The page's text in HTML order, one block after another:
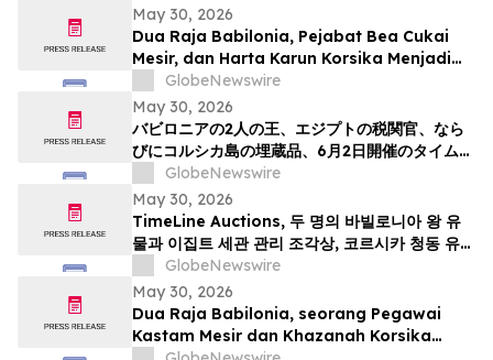
May 30, 2026
Dua Raja Babilonia, Pejabat Bea Cukai
Mesir, dan Harta Karun Korsika Menjadi
Sorotan dalam Lelang Barang Antik &
Seni Kuno TimeLine pada 2 Juni
GlobeNewswire
May 30, 2026
バビロニアの2人の王、エジプトの税関官、なら
びにコルシカ島の埋蔵品、6月2日開催のタイムラ
インによる骨董品・古代美術オークションの目玉
GlobeNewswire
May 30, 2026
TimeLine Auctions, 두 명의 바빌로니아 왕 유
물과 이집트 세관 관리 조각상, 코르시카 청동 유물
군으로 구성된 고대 유물 경매 개최
GlobeNewswire
May 30, 2026
Dua Raja Babilonia, seorang Pegawai
Kastam Mesir dan Khazanah Korsika